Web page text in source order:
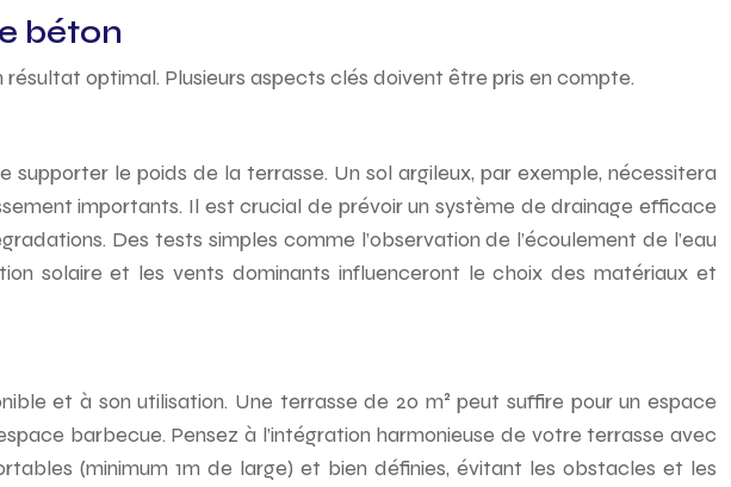
béton
optimal. Plusieurs aspects clés doivent être pris en compte.
supporter le poids de la terrasse. Un sol argileux, par exemple, nécessitera
importants. Il est crucial de prévoir un système de drainage efficace
Des tests simples comme l’observation de l’écoulement de l’eau
solaire et les vents dominants influenceront le choix des matériaux et
et à son utilisation. Une terrasse de 20 m² peut suffire pour un espace
barbecue. Pensez à l’intégration harmonieuse de votre terrasse avec
(minimum 1m de large) et bien définies, évitant les obstacles et les